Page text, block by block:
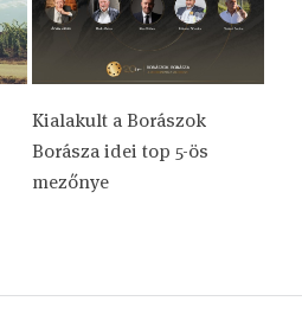
Kialakult a Borászok
Borásza idei top 5-ös
mezőnye